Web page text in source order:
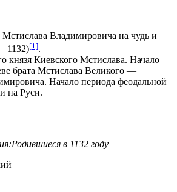
Владимировича на чудь и
[1].
князя Киевского Мстислава. Начало
брата Мстислава Великого —
. Начало периода феодальной
на Руси.
в 1132 году